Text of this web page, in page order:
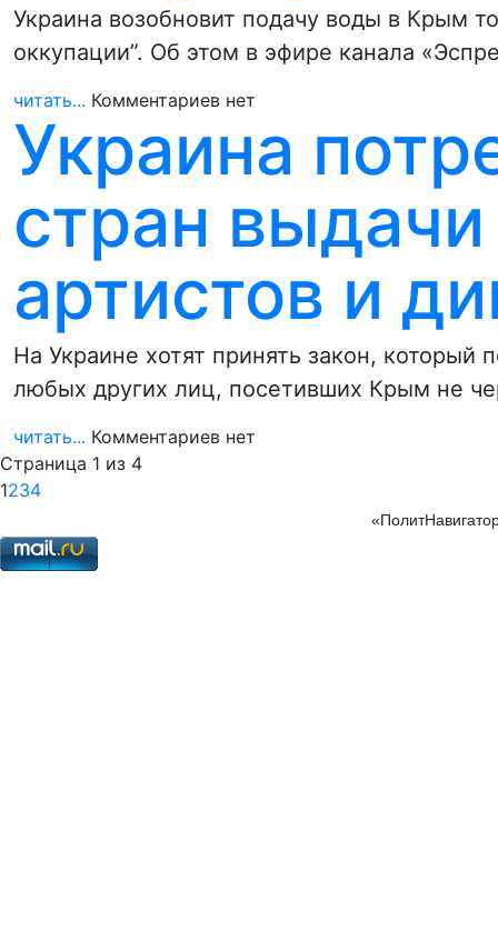
Украина возобновит подачу воды в Крым
оккупации”. Об этом в эфире канала
читать... Комментариев нет
Украина
стран
артистов и
На Украине хотят принять закон, который
любых других лиц, посетивших Крым не
читать... Комментариев нет
Страница 1 из 4
1234